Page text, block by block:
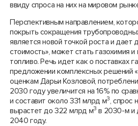
ввиду спроса на них на мировом
Перспективным направлением,
покрыть сокращения
является новой точкой роста и дает
стоимость», может стать газохимия
топливо. Речь идет как о поставках
предложении комплексных решений
оценкам Дарьи Козловой,
2030 году увеличится на 16% по
и составит около 331 млрд м3, спрос
вырастет до 322 млрд м3 в 2030-м и
2040 году.